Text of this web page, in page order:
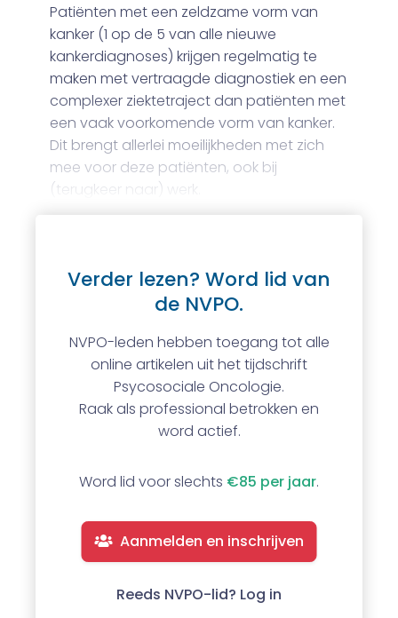
Patiënten met een zeldzame vorm van
kanker (1 op de 5 van alle nieuwe
kankerdiagnoses) krijgen regelmatig te
maken met vertraagde diagnostiek en een
complexer ziektetraject dan patiënten met
een vaak voorkomende vorm van kanker.
Dit brengt allerlei moeilijkheden met zich
mee voor deze patiënten, ook bij
(terugkeer naar) werk.
Verder lezen? Word lid van
de NVPO.
NVPO-leden hebben toegang tot alle
online artikelen uit het tijdschrift
Psycosociale Oncologie.
Raak als professional betrokken en
word actief.
Word lid voor slechts €85 per jaar.
Aanmelden en inschrijven
Reeds NVPO-lid? Log in